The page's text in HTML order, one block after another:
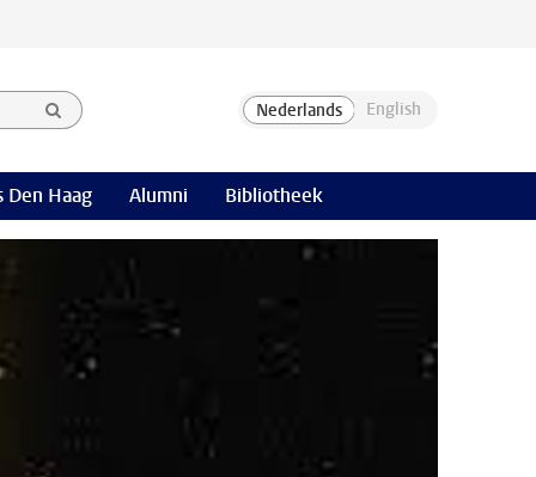
Den Haag Alumni Bibliotheek